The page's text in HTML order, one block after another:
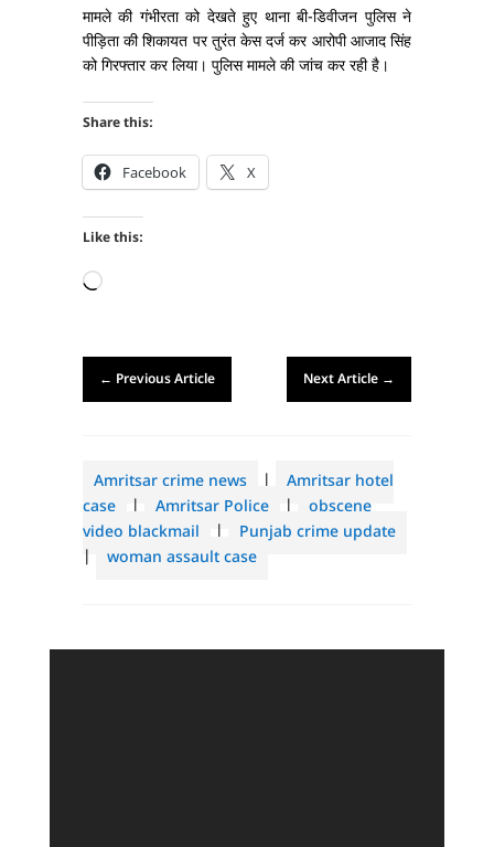
मामले की गंभीरता को देखते हुए थाना बी-डिवीजन पुलिस ने
पीड़िता की शिकायत पर तुरंत केस दर्ज कर आरोपी आजाद सिंह
को गिरफ्तार कर लिया। पुलिस मामले की जांच कर रही है।
Share this:
Facebook X
Like this:
Loading…
← Previous Article Next Article →
Amritsar crime news |
Amritsar hotel
case
| Amritsar Police |
obscene
video blackmail
|
Punjab crime update
woman assault case